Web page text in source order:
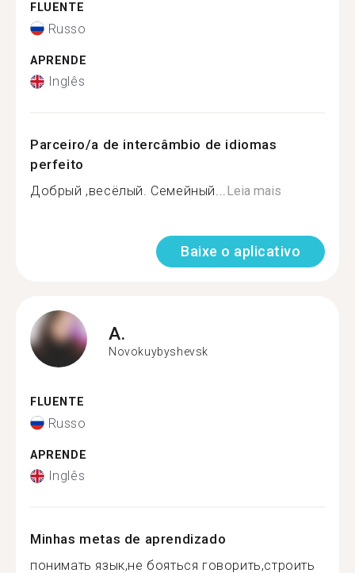
FLUENTE
Russo
APRENDE
Inglês
Parceiro/a de intercâmbio de idiomas
perfeito
Добрый ,весёлый. Семейный...Leia mais
Baixe o aplicativo
A.
Novokuybyshevsk
FLUENTE
Russo
APRENDE
Inglês
Minhas metas de aprendizado
понимать язык,не бояться говорить,строить